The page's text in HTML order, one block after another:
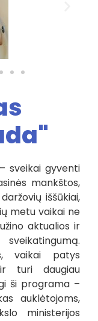
sveikai gyventi
mankštos,
iššūkiai,
metu vaikai ne
aktualios ir
vaikai patys
turi daugiau
ši programa –
auklėtojoms,
ministerijos